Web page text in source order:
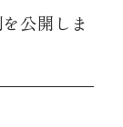
公開しま